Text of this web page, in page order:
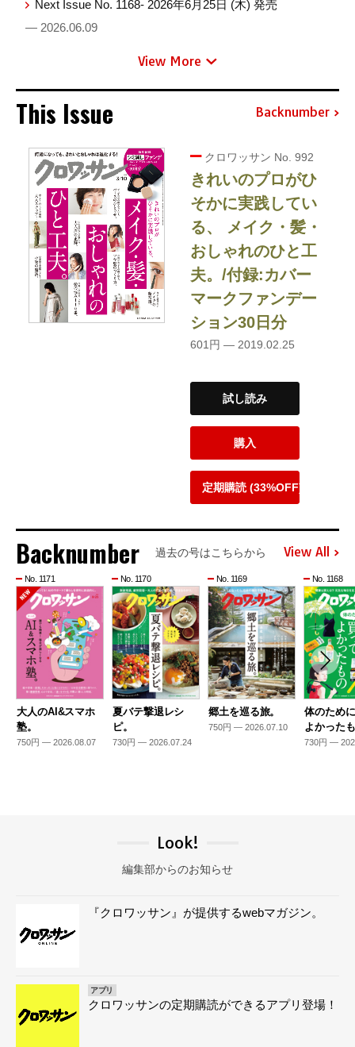
Next Issue No. 1168- 2026年6月25日 (木) 発売
— 2026.06.09
View More
This Issue Backnumber
クロワッサン No. 992
きれいのプロがひ
そかに実践してい
る、 メイク・髪・
おしゃれのひと工
夫。/付録:カバー
マークファンデー
ション30日分
601円 — 2019.02.25
試し読み
購入
定期購読 (33%OFF)
Backnumber 過去の号はこちらから View All
No. 1171
大人のAI&スマホ
塾。
750円 — 2026.08.07
No. 1170
夏バテ撃退レシ
ピ。
730円 — 2026.07.24
No. 1169
郷土を巡る旅。
750円 — 2026.07.10
No. 1168
体のため
よかった
730円 —
Look!
編集部からのお知らせ
『クロワッサン』が提供するwebマガジン。
アプリ
クロワッサンの定期購読ができるアプリ登場！